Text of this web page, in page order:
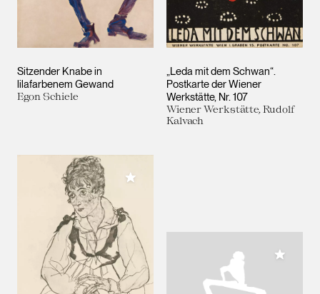
Sitzender Knabe in
lilafarbenem Gewand
Egon Schiele
„Leda mit dem Schwan“.
Postkarte der Wiener
Werkstätte, Nr. 107
Wiener Werkstätte, Rudolf
Kalvach
Meiner Sammlung hinzufügen
Meiner